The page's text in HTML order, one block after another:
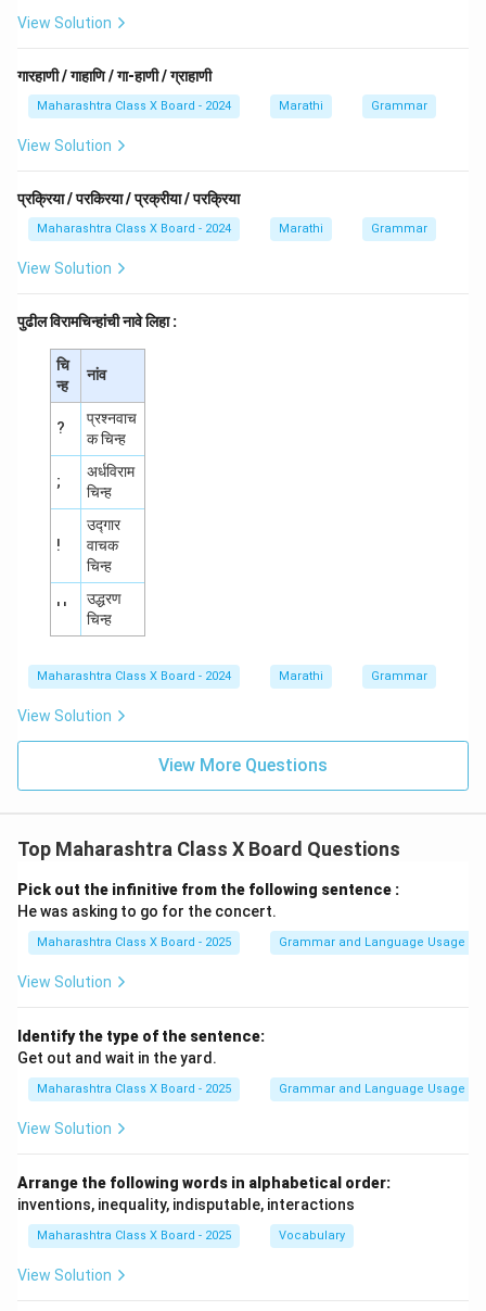
View Solution
गारहाणी / गाहाणि / गा-हाणी / ग्राहाणी
Maharashtra Class X Board - 2024 Marathi Grammar
View Solution
प्रक्रिया / परकिरया / प्रक्रीया / परक्रिया
Maharashtra Class X Board - 2024 Marathi Grammar
View Solution
पुढील विरामचिन्हांची नावे लिहा :
चि
न्ह
नांव
?
प्रश्नवाच
क चिन्ह
;
अर्धविराम
चिन्ह
!
उद्गार
वाचक
चिन्ह
' '
उद्धरण
चिन्ह
Maharashtra Class X Board - 2024 Marathi Grammar
View Solution
View More Questions
Top Maharashtra Class X Board Questions
Pick out the infinitive from the following sentence :
He was asking to go for the concert.
Maharashtra Class X Board - 2025 Grammar and Language Usage
View Solution
Identify the type of the sentence:
Get out and wait in the yard.
Maharashtra Class X Board - 2025 Grammar and Language Usage
View Solution
Arrange the following words in alphabetical order:
inventions, inequality, indisputable, interactions
Maharashtra Class X Board - 2025 Vocabulary
View Solution